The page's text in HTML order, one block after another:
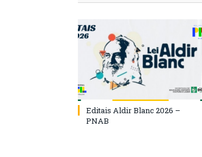
Editais Aldir Blanc 2026 –
PNAB